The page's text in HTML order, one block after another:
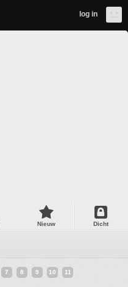
log in
Nieuw Dicht
7 8 9 10 11